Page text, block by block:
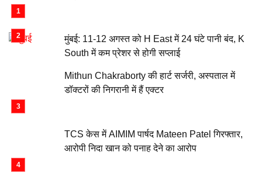
मुंबई: 11-12 अगस्त को H East में 24 घंटे पानी बंद, K
South में कम प्रेशर से होगी सप्लाई
Mithun Chakraborty की हार्ट सर्जरी, अस्पताल में
डॉक्टरों की निगरानी में हैं एक्टर
TCS केस में AIMIM पार्षद Mateen Patel गिरफ्तार,
आरोपी निदा खान को पनाह देने का आरोप